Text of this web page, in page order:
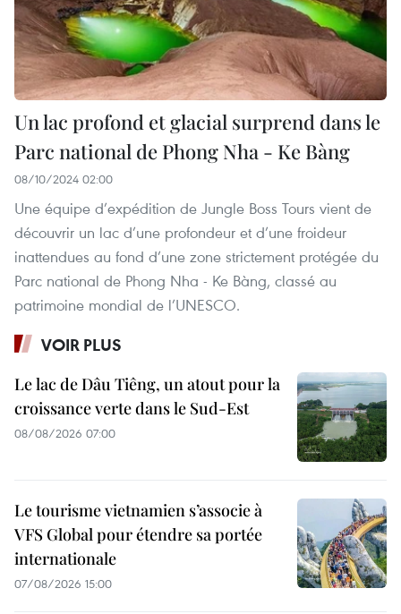
Un lac profond et glacial surprend dans le
Parc national de Phong Nha - Ke Bàng
08/10/2024 02:00
Une équipe d’expédition de Jungle Boss Tours vient de
découvrir un lac d’une profondeur et d’une froideur
inattendues au fond d’une zone strictement protégée du
Parc national de Phong Nha - Ke Bàng, classé au
patrimoine mondial de l’UNESCO.
VOIR PLUS
Le lac de Dâu Tiêng, un atout pour la
croissance verte dans le Sud-Est
08/08/2026 07:00
Le tourisme vietnamien s’associe à
VFS Global pour étendre sa portée
internationale
07/08/2026 15:00